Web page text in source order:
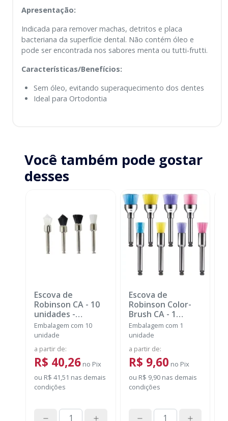
Apresentação:
Indicada para remover machas, detritos e placa
bacteriana da superfície dental. Não contém óleo e
pode ser encontrada nos sabores menta ou tutti-frutti.
Características/Benefícios:
Sem óleo, evitando superaquecimento dos dentes
Ideal para Ortodontia
Você também pode gostar
desses
Escova de
Robinson CA - 10
unidades -
MICRODONT
Embalagem com 10
unidade
a partir de:
R$ 40,26 no Pix
ou R$ 41,51 nas demais
condições
Escova de
Robinson Color-
Brush CA - 1
unidade-
AMERICAN BURRS
Embalagem com 1
unidade
a partir de:
R$ 9,60 no Pix
ou R$ 9,90nas demais
condições